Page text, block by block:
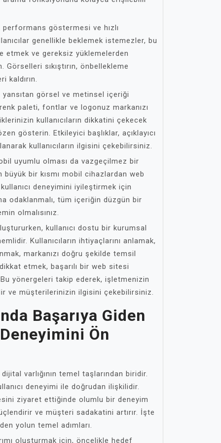
göstermesi ve hızlı
genellikle beklemek istemezler, bu
etmek ve gereksiz yüklemelerden
sıkıştırın, önbellekleme
kaldırın.
görsel ve metinsel içeriği
paleti, fontlar ve logonuz markanızı
kullanıcıların dikkatini çekecek
gösterin. Etkileyici başlıklar, açıklayıcı
kullanıcıların ilgisini çekebilirsiniz.
uyumlu olması da vazgeçilmez bir
büyük bir kısmı mobil cihazlardan web
deneyimini iyileştirmek için
odaklanmalı, tüm içeriğin düzgün bir
olmalısınız.
kullanıcı dostu bir kurumsal
Kullanıcıların ihtiyaçlarını anlamak,
markanızı doğru şekilde temsil
etmek, başarılı bir web sitesi
Bu yönergeleri takip ederek, işletmenizin
ve müşterilerinizin ilgisini çekebilirsiniz.
Başarıya Giden
Ön
varlığının temel taşlarından biridir.
deneyimi ile doğrudan ilişkilidir.
ziyaret ettiğinde olumlu bir deneyim
ve müşteri sadakatini artırır. İşte
yolun temel adımları.
oluşturmak için, öncelikle hedef